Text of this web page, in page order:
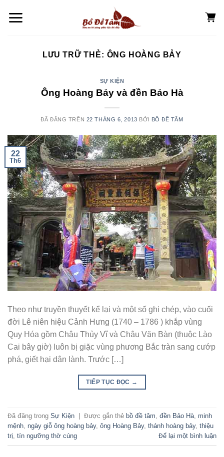
đến
LƯU TRỮ THẺ: ÔNG HOÀNG BẢY
SỰ KIỆN
Ông Hoàng Bảy và đền Bảo Hà
ĐÃ ĐĂNG TRÊN 22 THÁNG 6, 2013 BỞI BỒ ĐỀ TÂM
22
Th6
Theo như truyền thuyết kể lại và một số ghi chép, vào cuối
đời Lê niên hiệu Cảnh Hưng (1740 – 1786 ) khắp vùng
Quy Hóa gồm Châu Thủy Vĩ và Châu Văn Bàn (thuộc Lào
Cai bây giờ) luôn bị giặc vùng phương Bắc tràn sang cướp
phá, giết hại dân lành. Trước […]
TIẾP TỤC ĐỌC →
Đã đăng trong Sự Kiện Được gắn thẻ bồ đề tâm, đền Bảo Hà, minh
mệnh, ngày giỗ ông hoàng bảy, ông Hoàng Bảy, thánh hoàng bảy, thiệu
trị, tín ngưỡng thờ cúng Để lại một bình luận